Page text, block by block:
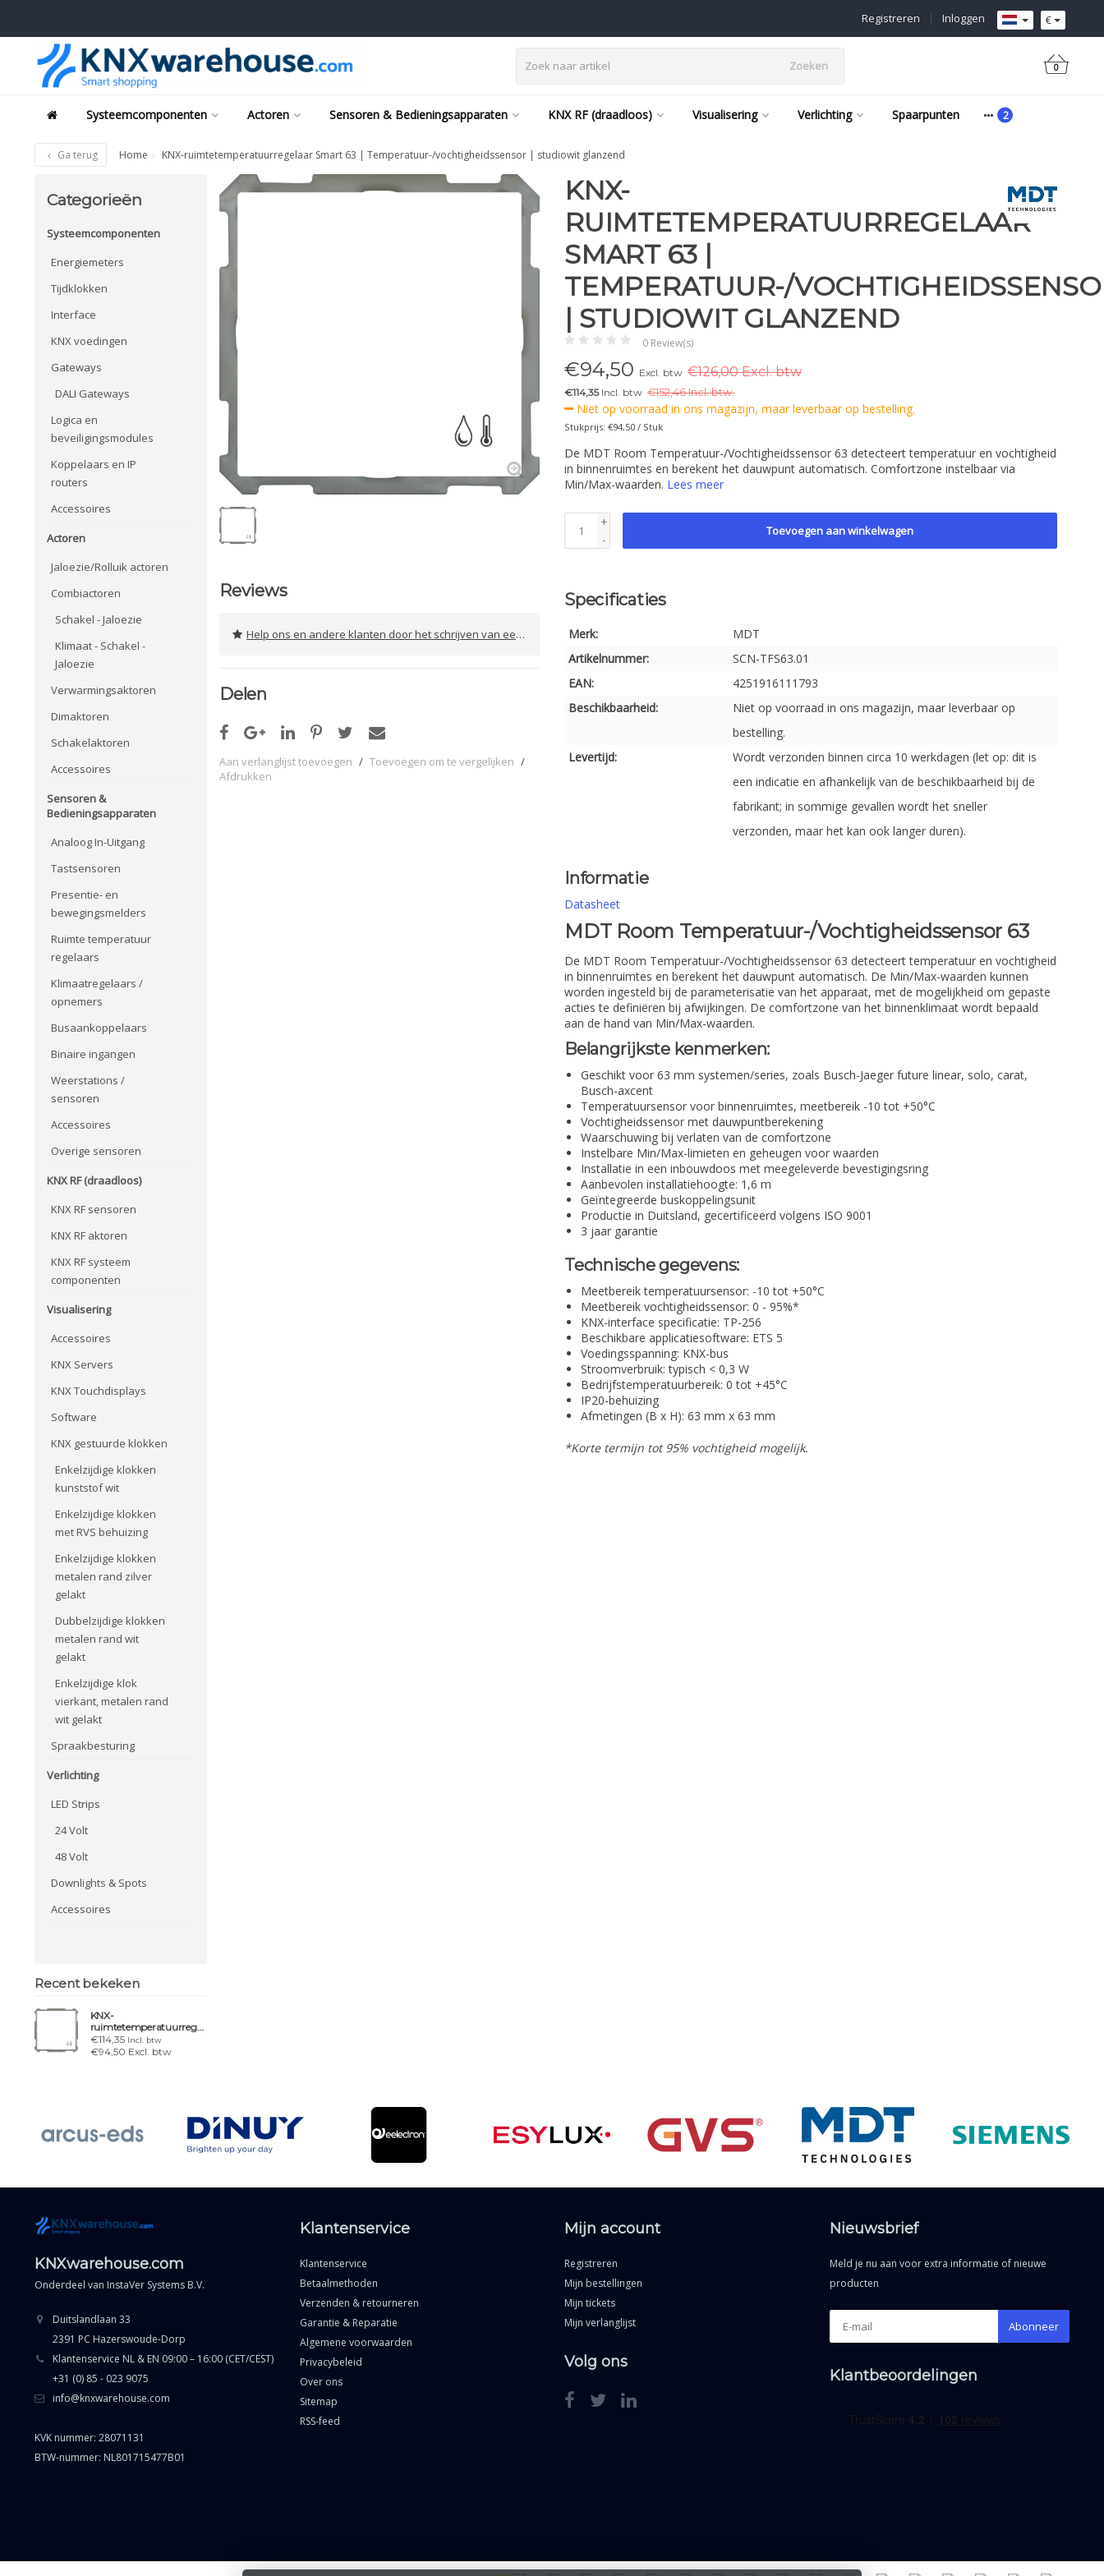
€
Inloggen
|
Registreren
Zoeken 0
Systeemcomponenten Actoren Sensoren & Bedieningsapparaten KNX RF (draadloos) Visualisering Verlichting Spaarpunten
Ga terug Home KNX-ruimtetemperatuurregelaar Smart 63 | Temperatuur-/vochtigheidssensor | studiowit glanzend
Categorieën
Systeemcomponenten
Energiemeters
Tijdklokken
Interface
KNX voedingen
Gateways
DALI Gateways
Logica en
beveiligingsmodules
Koppelaars en IP
routers
Accessoires
Actoren
Jaloezie/Rolluik actoren
Combiactoren
Schakel - Jaloezie
Klimaat - Schakel -
Jaloezie
Verwarmingsaktoren
Dimaktoren
Schakelaktoren
Accessoires
Sensoren &
Bedieningsapparaten
Analoog In-Uitgang
Tastsensoren
Presentie- en
bewegingsmelders
Ruimte temperatuur
regelaars
Klimaatregelaars /
opnemers
Busaankoppelaars
Binaire ingangen
Weerstations /
sensoren
Accessoires
Overige sensoren
KNX RF (draadloos)
KNX RF sensoren
KNX RF aktoren
KNX RF systeem
componenten
Visualisering
Accessoires
KNX Servers
KNX Touchdisplays
Software
KNX gestuurde klokken
Enkelzijdige klokken
kunststof wit
Enkelzijdige klokken
met RVS behuizing
Enkelzijdige klokken
metalen rand zilver
gelakt
Dubbelzijdige klokken
metalen rand wit
gelakt
Enkelzijdige klok
vierkant, metalen rand
wit gelakt
Spraakbesturing
Verlichting
LED Strips
24 Volt
48 Volt
Downlights & Spots
Accessoires
Recent bekeken
KNX-
ruimtetemperatuurregelaar
Smart 63 |
Temperatuur-/vochtigheidssensor
€114,35 Incl. btw
€94,50 Excl. btw
Reviews
Help ons en andere klanten door het schrijven van een review
Delen
Aan verlanglijst toevoegen / Toevoegen om te vergelijken /
Afdrukken
KNX-
RUIMTETEMPERATUURREGELAAR
SMART 63 |
TEMPERATUUR-/
| STUDIOWIT GLANZEND
0 Review(s)
€94,50 Excl. btw €126,00 Excl. btw
€114,35Incl. btw €152,46 Incl. btw.
Niet op voorraad in ons magazijn, maar leverbaar op bestelling.
Stukprijs: €94,50 / Stuk
De MDT Room Temperatuur-/Vochtigheidssensor 63 detecteert temperatuur en vochtigheid
in binnenruimtes en berekent het dauwpunt automatisch. Comfortzone instelbaar via
Min/Max-waarden. Lees meer
+
-
Toevoegen aan winkelwagen
Specificaties
Merk:
MDT
Artikelnummer:
SCN-TFS63.01
EAN:
4251916111793
Beschikbaarheid:
Niet op voorraad in ons magazijn, maar leverbaar op
bestelling.
Levertijd:
Wordt verzonden binnen circa 10 werkdagen (let op: dit is
een indicatie en afhankelijk van de beschikbaarheid bij de
fabrikant; in sommige gevallen wordt het sneller
verzonden, maar het kan ook langer duren).
Informatie
Datasheet
MDT Room Temperatuur-/Vochtigheidssensor 63
De MDT Room Temperatuur-/Vochtigheidssensor 63 detecteert temperatuur en vochtigheid
in binnenruimtes en berekent het dauwpunt automatisch. De Min/Max-waarden kunnen
worden ingesteld bij de parameterisatie van het apparaat, met de mogelijkheid om gepaste
acties te definiëren bij afwijkingen. De comfortzone van het binnenklimaat wordt bepaald
aan de hand van Min/Max-waarden.
Belangrijkste kenmerken:
Geschikt voor 63 mm systemen/series, zoals Busch-Jaeger future linear, solo, carat,
Busch-axcent
Temperatuursensor voor binnenruimtes, meetbereik -10 tot +50°C
Vochtigheidssensor met dauwpuntberekening
Waarschuwing bij verlaten van de comfortzone
Instelbare Min/Max-limieten en geheugen voor waarden
Installatie in een inbouwdoos met meegeleverde bevestigingsring
Aanbevolen installatiehoogte: 1,6 m
Geïntegreerde buskoppelingsunit
Productie in Duitsland, gecertificeerd volgens ISO 9001
3 jaar garantie
Technische gegevens:
Meetbereik temperatuursensor: -10 tot +50°C
Meetbereik vochtigheidssensor: 0 - 95%*
KNX-interface specificatie: TP-256
Beschikbare applicatiesoftware: ETS 5
Voedingsspanning: KNX-bus
Stroomverbruik: typisch < 0,3 W
Bedrijfstemperatuurbereik: 0 tot +45°C
IP20-behuizing
Afmetingen (B x H): 63 mm x 63 mm
*Korte termijn tot 95% vochtigheid mogelijk.
KNXwarehouse.com
Onderdeel van InstaVer Systems B.V.
Duitslandlaan 33
2391 PC Hazerswoude-Dorp
Klantenservice NL & EN 09:00 – 16:00 (CET/CEST)
+31 (0) 85 - 023 9075
info@knxwarehouse.com
KVK nummer: 28071131
BTW-nummer: NL801715477B01
Klantenservice
Klantenservice
Betaalmethoden
Verzenden & retourneren
Garantie & Reparatie
Algemene voorwaarden
Privacybeleid
Over ons
Sitemap
RSS-feed
Mijn account
Registreren
Mijn bestellingen
Mijn tickets
Mijn verlanglijst
Volg ons
Nieuwsbrief
Meld je nu aan voor extra informatie of nieuwe
producten
Abonneer
Klantbeoordelingen